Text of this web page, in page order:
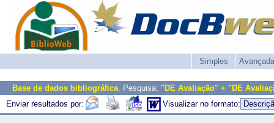
Simples Avançada
Base de dados bibliográfica. Pesquisa: "DE Avaliação" + "DE
Enviar resultados por:
Visualizar no formato: